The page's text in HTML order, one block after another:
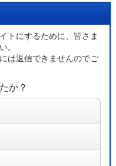
トにするために、皆さま
。
は返信できませんのでご
か？